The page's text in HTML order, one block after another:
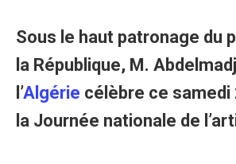
Sous le haut patronage du
la République, M.
l’Algérie célèbre ce samedi
la Journée nationale de